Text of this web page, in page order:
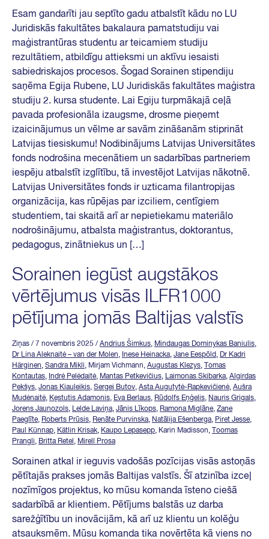
Esam gandarīti jau septīto gadu atbalstīt kādu no LU
Juridiskās fakultātes bakalaura pamatstudiju vai
maģistrantūras studentu ar teicamiem studiju
rezultātiem, atbildīgu attieksmi un aktīvu iesaisti
sabiedriskajos procesos. Šogad Sorainen stipendiju
saņēma Egija Rubene, LU Juridiskās fakultātes maģistra
studiju 2. kursa studente. Lai Egiju turpmākajā ceļā
pavada profesionāla izaugsme, drosme pieņemt
izaicinājumus un vēlme ar savām zināšanām stiprināt
Latvijas tiesiskumu! Nodibinājums Latvijas Universitātes
fonds nodrošina mecenātiem un sadarbības partneriem
iespēju atbalstīt izglītību, tā investējot Latvijas nākotnē.
Latvijas Universitātes fonds ir uzticama filantropijas
organizācija, kas rūpējas par izciliem, centīgiem
studentiem, tai skaitā arī ar nepietiekamu materiālo
nodrošinājumu, atbalsta maģistrantus, doktorantus,
pedagogus, zinātniekus un […]
Sorainen iegūst augstākos
vērtējumus visās ILFR1000
pētījuma jomās Baltijas valstīs
Ziņas / 7 novembris 2025 / Andrius Šimkus, Mindaugas Dominykas Baniulis,
Dr Lina Aleknaitė – van der Molen, Inese Heinacka, Jane Eespõld, Dr Kadri
Härginen, Sandra Mikli, Mirjam Vichmann, Augustas Klezys,
Tomas
Kontautas, Indrė Pelėdaitė, Mantas Petkevičius, Laimonas Skibarka, Algirdas
Pekšys, Jonas Kiauleikis, Sergej Butov, Asta Augutytė-Rapkevičienė, Aušra
Mudėnaitė, Kęstutis Adamonis, Eva Berlaus, Rūdolfs Eņģelis, Nauris Grigals,
Jorens Jaunozols, Lelde Laviņa, Jānis Līkops, Ramona Miglāne, Zane
Paeglīte, Roberts Prūsis, Renāte Purvinska, Natālija Ešenberga, Piret Jesse,
Paul Künnap, Kätlin Krisak, Kaupo Lepasepp, Karin Madisson,
Toomas
Prangli, Britta Retel , Mirell Prosa
Sorainen atkal ir ieguvis vadošās pozīcijas visās astoņās
pētītajās prakses jomās Baltijas valstīs. Šī atzinība izceļ
nozīmīgos projektus, ko mūsu komanda īsteno ciešā
sadarbībā ar klientiem. Pētījums balstās uz darba
sarežģītību un inovācijām, kā arī uz klientu un kolēģu
atsauksmēm. Mūsu komanda tika novērtēta kā viens no